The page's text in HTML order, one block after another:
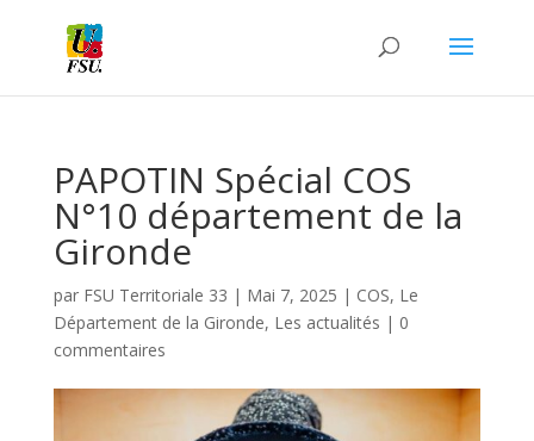
PAPOTIN Spécial COS
N°10 département de la
Gironde
par FSU Territoriale 33 | Mai 7, 2025 | COS, Le
Département de la Gironde, Les actualités | 0
commentaires